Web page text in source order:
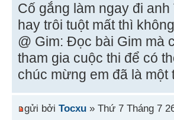
Cố gắng làm ngay đi
hay trôi tuột mất thì
@ Gim: Đọc bài Gim mà
tham gia cuộc thi để có
chúc mừng em đã là
gửi bởi Tocxu » Thứ 7 Tháng 7